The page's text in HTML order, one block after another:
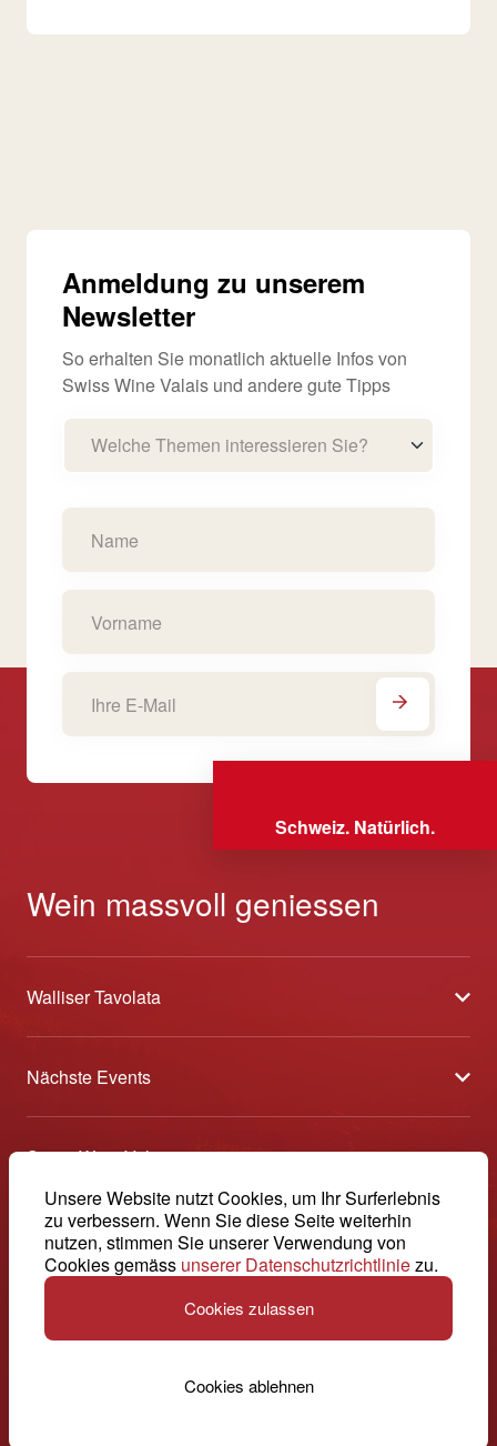
Unsere Website nutzt Cookies, um Ihr Surferlebnis
zu verbessern. Wenn Sie diese Seite weiterhin
nutzen, stimmen Sie unserer Verwendung von
Cookies gemäss unserer Datenschutzrichtliniezu.
Cookies zulassen
Cookies ablehnen
Anmeldung zu unserem
Newsletter
So erhalten Sie monatlich aktuelle Infos von
Swiss Wine Valais und andere gute Tipps
Welche Themen interessieren Sie?
Schweiz. Natürlich.
Wein massvoll geniessen
Walliser Tavolata
Über uns
Partner
Nächste Events
Sélection des Vins du Valais
Etoiles du Valais
Offene Weinkeller Wallis
Swiss Wine Valais
Avenue de la Gare 2 - CP 144 - 1964 Conthey
+41 27 345 40 80
info@swisswinevalais.ch
© 2026, Swiss Wine Valais
Impressum
Deutsch (Schweiz)